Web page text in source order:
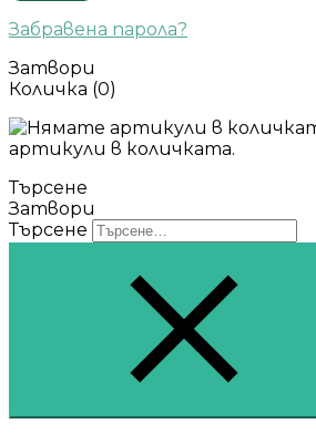
Забравена парола?
Затвори
Количка (0)
артикули в количката.
Търсене
Затвори
Търсене